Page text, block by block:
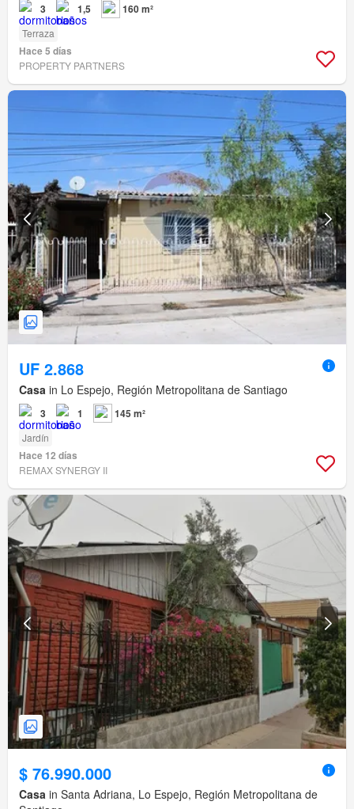
3 1,5 160 m²
Terraza
Hace 5 días
PROPERTY PARTNERS
UF 2.868
Casa in Lo Espejo, Región Metropolitana de Santiago
3 1 145 m²
Jardín
Hace 12 días
REMAX SYNERGY II
$ 76.990.000
Casa in Santa Adriana, Lo Espejo, Región Metropolitana de